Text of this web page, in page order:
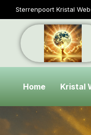
Sterrenpoort Kristal
Home Kristal